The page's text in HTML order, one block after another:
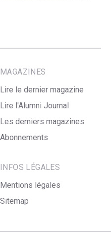
MAGAZINES
Lire le dernier magazine
Lire l'Alumni Journal
Les derniers magazines
Abonnements
INFOS LÉGALES
Mentions légales
Sitemap